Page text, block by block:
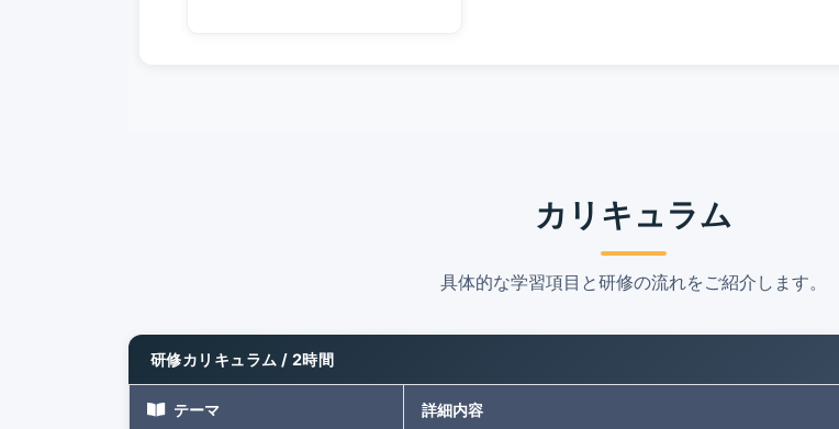
カリキュラム
具体的な学習項目と研修の流れをご紹介します。
研修カリキュラム / 2時間
テーマ 詳細内容